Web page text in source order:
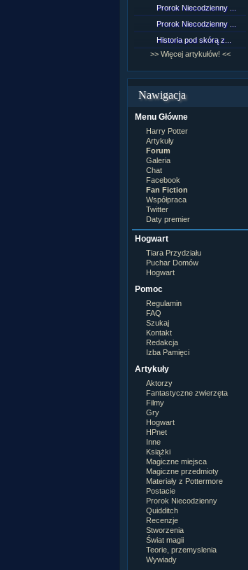
Prorok Niecodzienny ...
Prorok Niecodzienny ...
Historia pod skórą z...
>> Więcej artykułów! <<
Nawigacja
Menu Główne
Harry Potter
Artykuły
Forum
Galeria
Chat
Facebook
Fan Fiction
Współpraca
Twitter
Daty premier
Hogwart
Tiara Przydziału
Puchar Domów
Hogwart
Pomoc
Regulamin
FAQ
Szukaj
Kontakt
Redakcja
Izba Pamięci
Artykuły
Aktorzy
Fantastyczne zwierzęta
Filmy
Gry
Hogwart
HPnet
Inne
Książki
Magiczne miejsca
Magiczne przedmioty
Materiały z Pottermore
Postacie
Prorok Niecodzienny
Quidditch
Recenzje
Stworzenia
Świat magii
Teorie, przemyslenia
Wywiady